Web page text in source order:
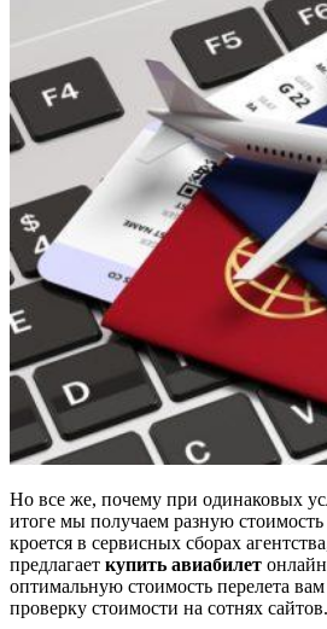
Но все же, почему при одинаковых
итоге мы получаем разную
кроется в сервисных сборах
предлагает купить авиабилет
оптимальную стоимость перелета вам
проверку стоимости на сотнях сайтов.